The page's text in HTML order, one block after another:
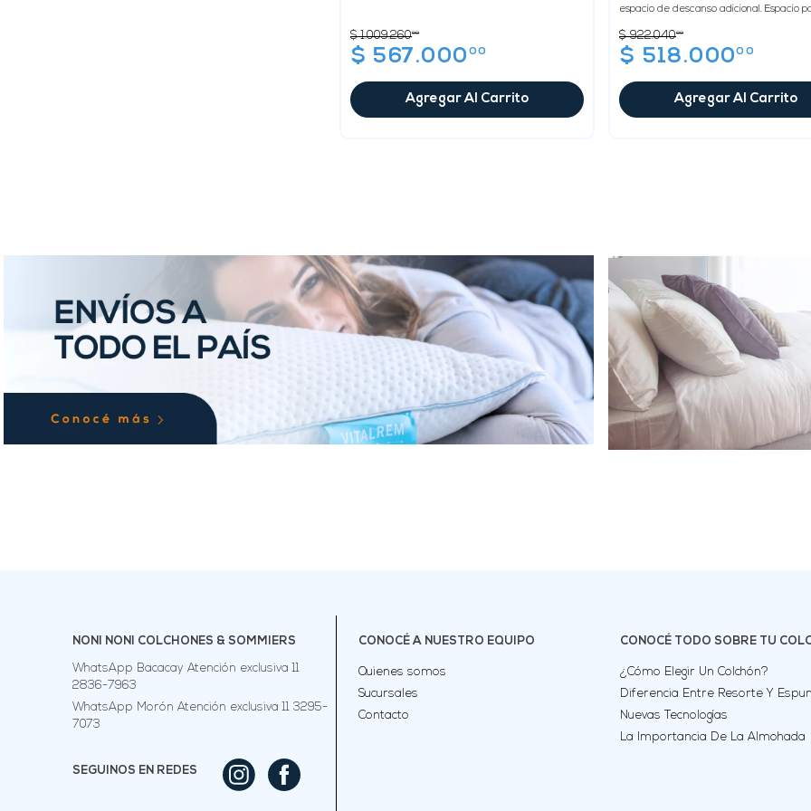
$ 1.009.26000
$ 567.000 00
Agregar Al Carrito
espacio de descanso adicional. Espacio
$ 922.04000
$ 518.00000
Agregar Al Carrito
NONI NONI COLCHONES & SOMMIERS
WhatsApp Bacacay Atención exclusiva 11
2836-7963
WhatsApp Morón Atención exclusiva 11 3295-
7073
SEGUINOS EN REDES
CONOCÉ A NUESTRO EQUIPO
Quienes somos
Sucursales
Contacto
CONOCÉ TODO SOBRE TU
¿Cómo Elegir Un Colchón?
Diferencia Entre Resorte Y
Nuevas Tecnologías
La Importancia De La Almohada